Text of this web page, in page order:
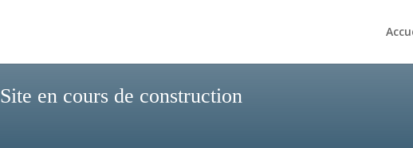
Site en cours de construction